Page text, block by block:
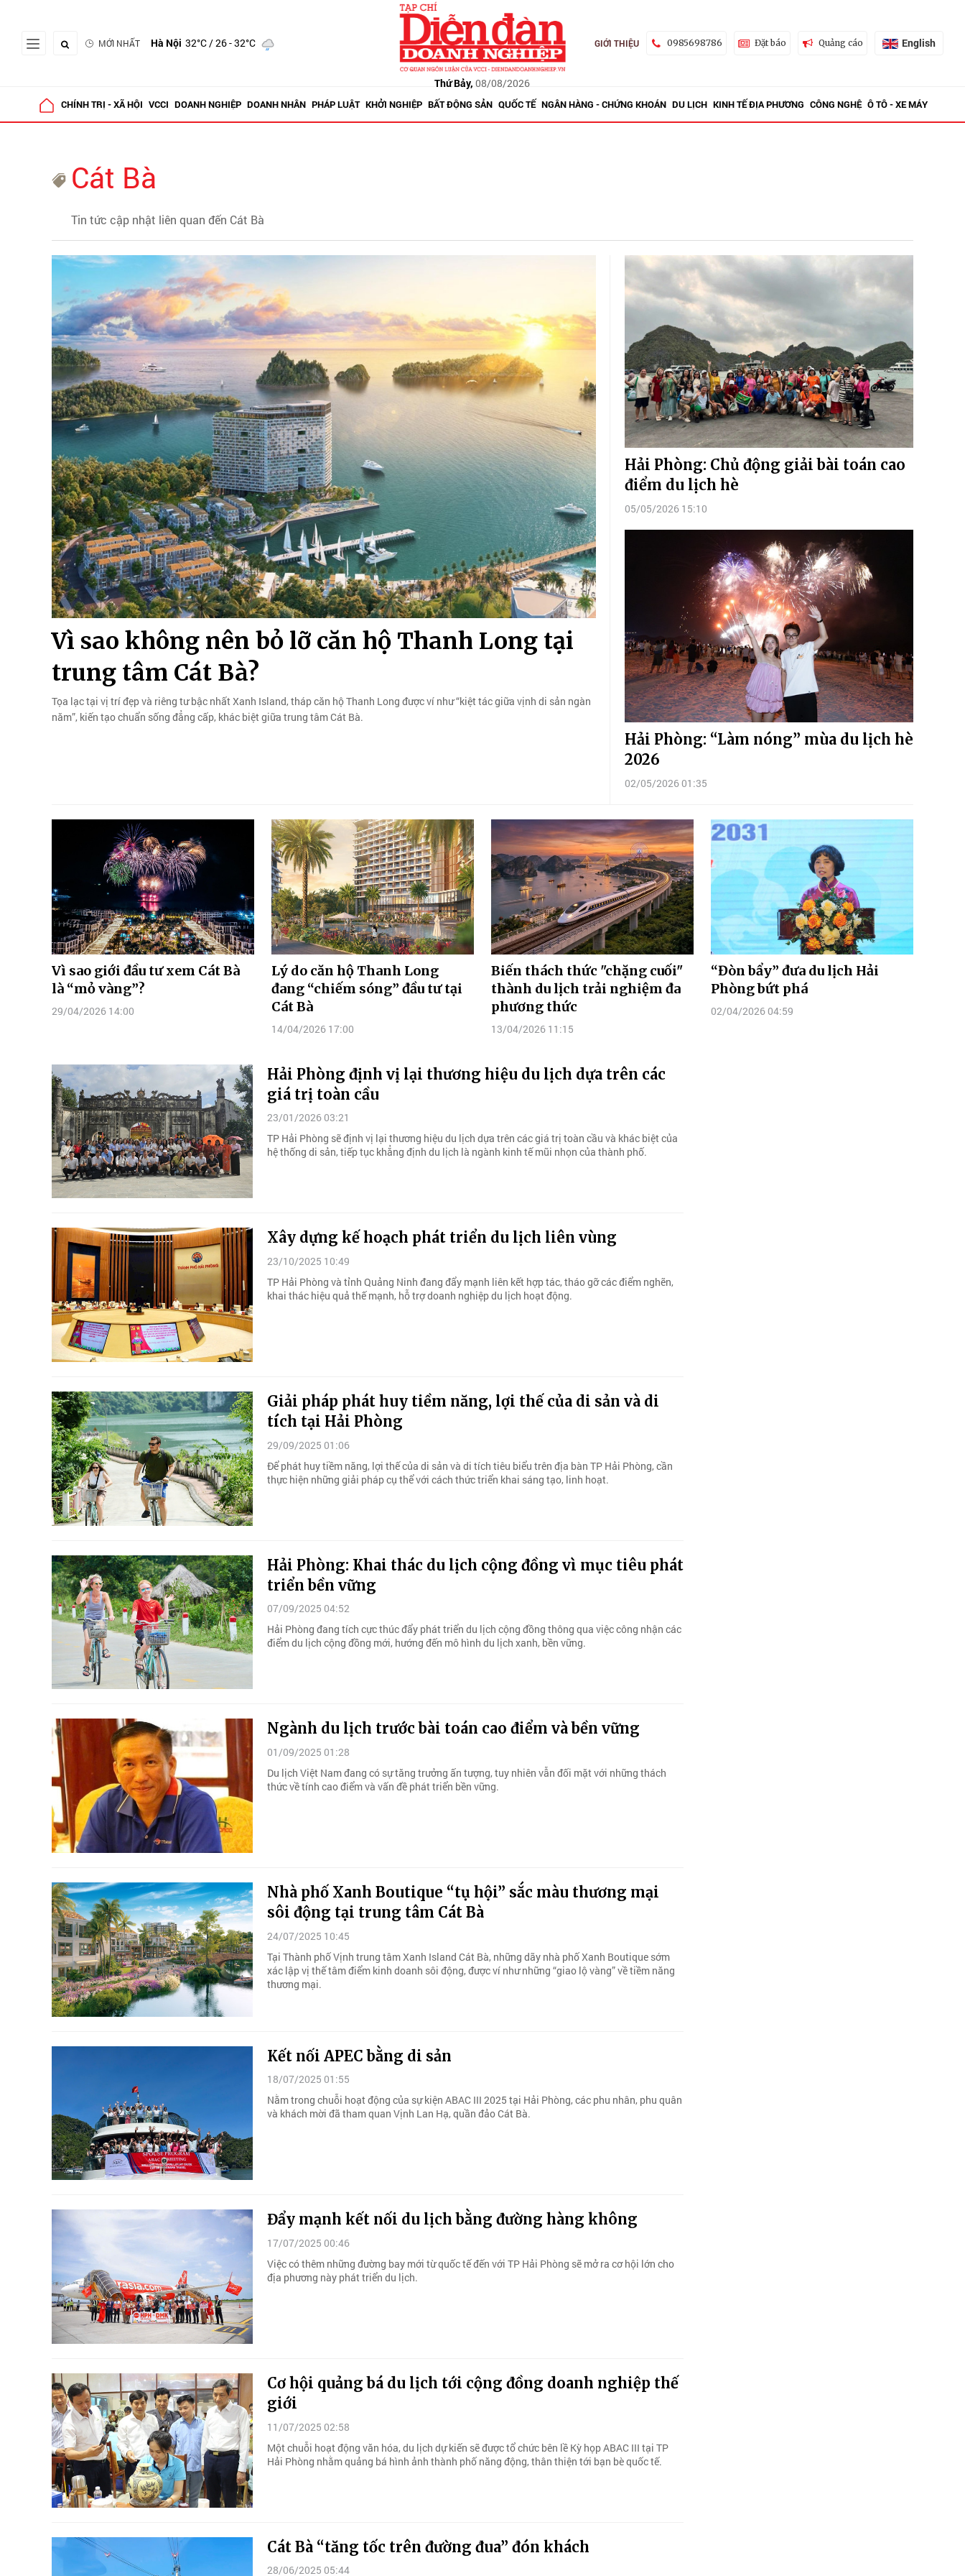
MỚI NHẤT Hà Nội 32°C/ 26 - 32°C
Thứ Bảy, 08/08/2026
GIỚI THIỆU 0985698786 Đặt báo Quảng cáo English
CHÍNH TRỊ - XÃ HỘI VCCI DOANH NGHIỆP DOANH NHÂN PHÁP LUẬT KHỞI NGHIỆP BẤT ĐỘNG SẢN QUỐC TẾ NGÂN HÀNG - CHỨNG KHOÁN DU LỊCH KINH TẾ ĐỊA PHƯƠNG CÔNG NGHỆ Ô TÔ - XE MÁY
Cát Bà
Tin tức cập nhật liên quan đến Cát Bà
Vì sao không nên bỏ lỡ căn hộ Thanh Long tại
trung tâm Cát Bà?
Tọa lạc tại vị trí đẹp và riêng tư bậc nhất Xanh Island, tháp căn hộ Thanh Long được ví như “kiệt tác giữa vịnh di sản ngàn
năm”, kiến tạo chuẩn sống đẳng cấp, khác biệt giữa trung tâm Cát Bà.
Hải Phòng: Chủ động giải bài toán cao
điểm du lịch hè
05/05/2026 15:10
Hải Phòng: “Làm nóng” mùa du lịch hè
2026
02/05/2026 01:35
Vì sao giới đầu tư xem Cát Bà
là “mỏ vàng”?
29/04/2026 14:00
Lý do căn hộ Thanh Long
đang “chiếm sóng” đầu tư tại
Cát Bà
14/04/2026 17:00
Biến thách thức "chặng cuối"
thành du lịch trải nghiệm đa
phương thức
13/04/2026 11:15
“Đòn bẩy” đưa du lịch Hải
Phòng bứt phá
02/04/2026 04:59
Hải Phòng định vị lại thương hiệu du lịch dựa trên các
giá trị toàn cầu
23/01/2026 03:21
TP Hải Phòng sẽ định vị lại thương hiệu du lịch dựa trên các giá trị toàn cầu và khác biệt của
hệ thống di sản, tiếp tục khẳng định du lịch là ngành kinh tế mũi nhọn của thành phố.
Xây dựng kế hoạch phát triển du lịch liên vùng
23/10/2025 10:49
TP Hải Phòng và tỉnh Quảng Ninh đang đẩy mạnh liên kết hợp tác, tháo gỡ các điểm nghẽn,
khai thác hiệu quả thế mạnh, hỗ trợ doanh nghiệp du lịch hoạt động.
Giải pháp phát huy tiềm năng, lợi thế của di sản và di
tích tại Hải Phòng
29/09/2025 01:06
Để phát huy tiềm năng, lợi thế của di sản và di tích tiêu biểu trên địa bàn TP Hải Phòng, cần
thực hiện những giải pháp cụ thể với cách thức triển khai sáng tạo, linh hoạt.
Hải Phòng: Khai thác du lịch cộng đồng vì mục tiêu phát
triển bền vững
07/09/2025 04:52
Hải Phòng đang tích cực thúc đẩy phát triển du lịch cộng đồng thông qua việc công nhận các
điểm du lịch cộng đồng mới, hướng đến mô hình du lịch xanh, bền vững.
Ngành du lịch trước bài toán cao điểm và bền vững
01/09/2025 01:28
Du lịch Việt Nam đang có sự tăng trưởng ấn tượng, tuy nhiên vẫn đối mặt với những thách
thức về tính cao điểm và vấn đề phát triển bền vững.
Nhà phố Xanh Boutique “tụ hội” sắc màu thương mại
sôi động tại trung tâm Cát Bà
24/07/2025 10:45
Tại Thành phố Vịnh trung tâm Xanh Island Cát Bà, những dãy nhà phố Xanh Boutique sớm
xác lập vị thế tâm điểm kinh doanh sôi động, được ví như những “giao lộ vàng” về tiềm năng
thương mại.
Kết nối APEC bằng di sản
18/07/2025 01:55
Nằm trong chuỗi hoạt động của sự kiện ABAC III 2025 tại Hải Phòng, các phu nhân, phu quân
và khách mời đã tham quan Vịnh Lan Hạ, quần đảo Cát Bà.
Đẩy mạnh kết nối du lịch bằng đường hàng không
17/07/2025 00:46
Việc có thêm những đường bay mới từ quốc tế đến với TP Hải Phòng sẽ mở ra cơ hội lớn cho
địa phương này phát triển du lịch.
Cơ hội quảng bá du lịch tới cộng đồng doanh nghiệp thế
giới
11/07/2025 02:58
Một chuỗi hoạt động văn hóa, du lịch dự kiến sẽ được tổ chức bên lề Kỳ họp ABAC III tại TP
Hải Phòng nhằm quảng bá hình ảnh thành phố năng động, thân thiện tới bạn bè quốc tế.
Cát Bà “tăng tốc trên đường đua” đón khách
28/06/2025 05:44